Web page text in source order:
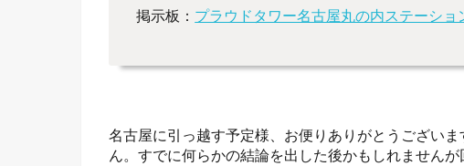
掲示板： プラウドタワー名古屋丸の内ステーショ
名古屋に引っ越す予定様、お便りありがとうござい
ん。すでに何らかの結論を出した後かもしれません